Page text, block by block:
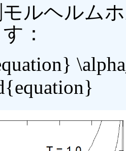
モルヘルム
：